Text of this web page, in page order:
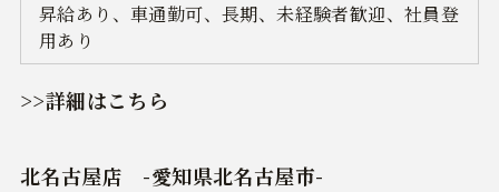
昇給あり、車通勤可、長期、未経験者歓迎、社員登
用あり
>>詳細はこちら
北名古屋店 -愛知県北名古屋市-